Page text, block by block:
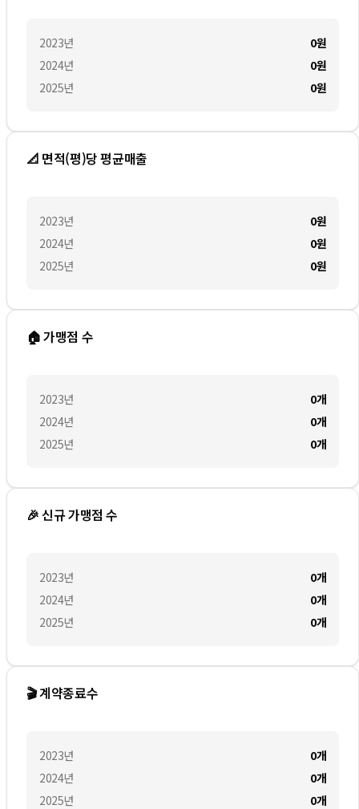
2023년
2024년
2025년
0원
0원
0원
📐 면적(평)당 평균매출
2023년
2024년
2025년
0원
0원
0원
🏠 가맹점 수
2023년
2024년
2025년
0개
0개
0개
🎉 신규 가맹점 수
2023년
2024년
2025년
0개
0개
0개
🎬 계약종료수
2023년
2024년
2025년
0개
0개
0개